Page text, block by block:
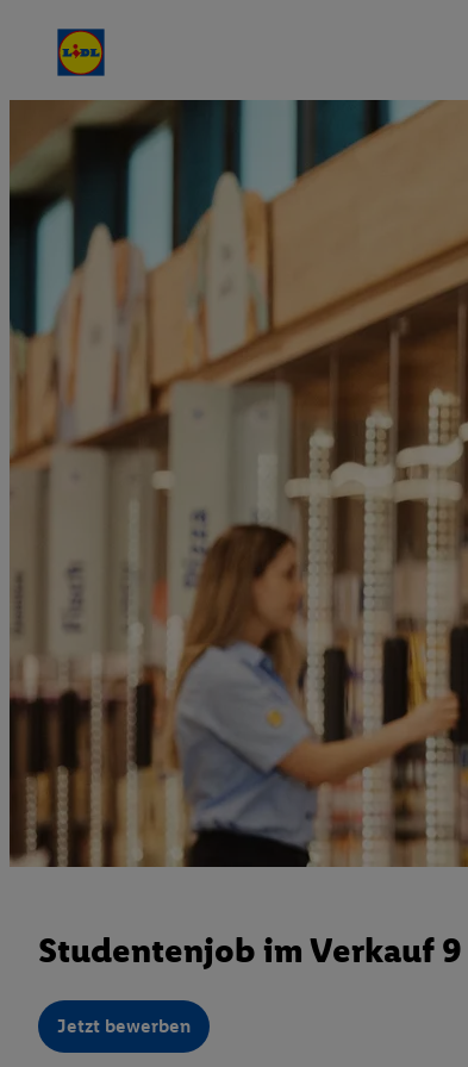
Studentenjob im Verkauf
Jetzt bewerben